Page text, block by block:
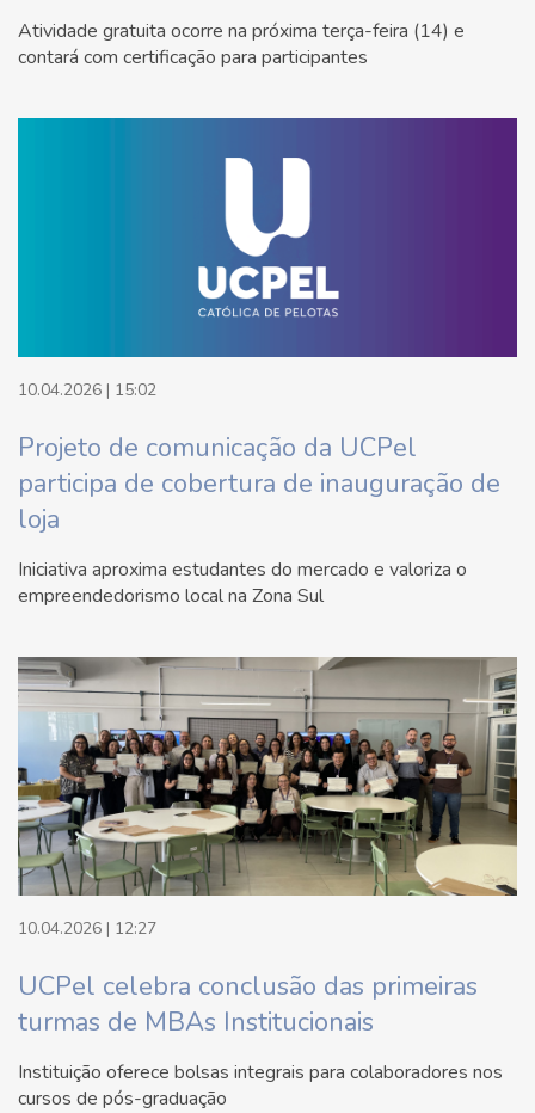
Atividade gratuita ocorre na próxima terça-feira (14) e
contará com certificação para participantes
10.04.2026 | 15:02
Projeto de comunicação da UCPel
participa de cobertura de inauguração de
loja
Iniciativa aproxima estudantes do mercado e valoriza o
empreendedorismo local na Zona Sul
10.04.2026 | 12:27
UCPel celebra conclusão das primeiras
turmas de MBAs Institucionais
Instituição oferece bolsas integrais para colaboradores nos
cursos de pós-graduação